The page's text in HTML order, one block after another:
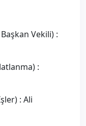
Başkan Vekili) :
:
: Ali